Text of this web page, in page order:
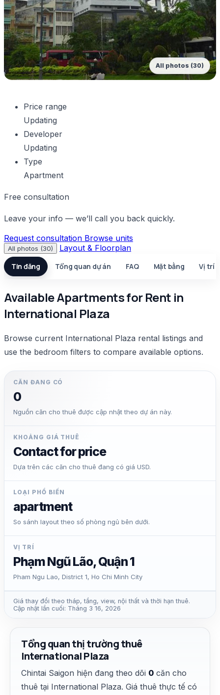
All photos (30)
Price range
Updating
Developer
Updating
Type
Apartment
Free consultation
Leave your info — we’ll call you back quickly.
Request consultation Browse units
All photos (30) Layout & Floorplan
Tin đăng Tổng quan dự án FAQ Mặt bằng Vị trí
Available Apartments for Rent in
International Plaza
Browse current International Plaza rental listings and
use the bedroom filters to compare available options.
CĂN ĐANG CÓ
0
Nguồn căn cho thuê được cập nhật theo dự án này.
KHOẢNG GIÁ THUÊ
Contact for price
Dựa trên các căn cho thuê đang có giá USD.
LOẠI PHỔ BIẾN
apartment
So sánh layout theo số phòng ngủ bên dưới.
VỊ TRÍ
Phạm Ngũ Lão, Quận 1
Pham Ngu Lao, District 1, Ho Chi Minh City
Giá thay đổi theo tháp, tầng, view, nội thất và thời hạn thuê.
Cập nhật lần cuối: Tháng 3 16, 2026
Tổng quan thị trường thuê
International Plaza
Chintai Saigon hiện đang theo dõi 0 căn cho
thuê tại International Plaza. Giá thuê thực tế có